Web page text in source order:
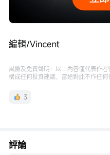
編輯/Vincent
風險及免責聲明：以上內容僅代表作
構成任何投資建議，富途對此不作任何
3
評論